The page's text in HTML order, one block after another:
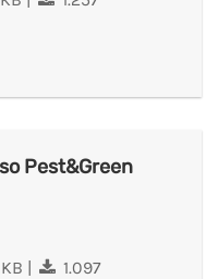
Pest&Green
| 1.097